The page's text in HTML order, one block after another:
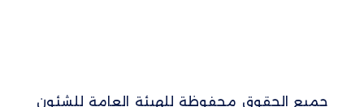
جميع الحقوق محفوظة للهيئة العامة للشئون